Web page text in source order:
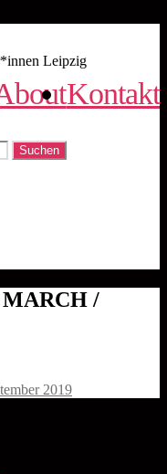
Leipzig
Kontakt
/
2019